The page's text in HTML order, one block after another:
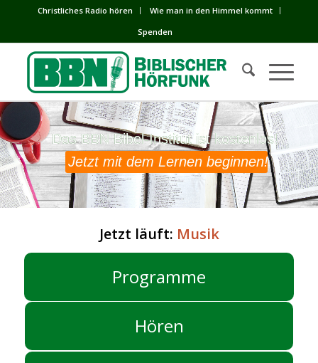
Сhristliches Radio hören
Wie man in den Himmel kommt
Spenden
Das BBN Bibel-Institut ist kostenlos!
Das BBN Bibel-Institut ist kostenlos!
Jetzt mit dem Lernen beginnen!
Jetzt läuft: Musik
Programme
Hören